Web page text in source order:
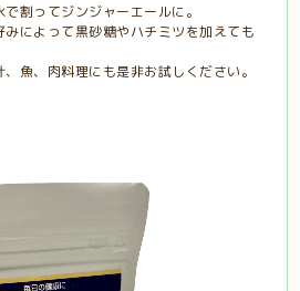
割ってジンジャーエールに。
によって黒砂糖やハチミツを加えても
魚、肉料理にも是非お試しください。